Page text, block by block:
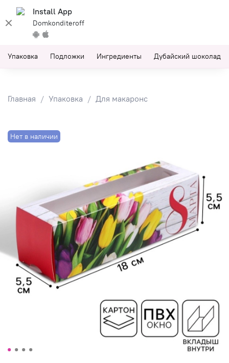
Install App
Domkonditeroff
Упаковка Подложки Ингредиенты Дубайский шоколад
Главная Упаковка Для макаронс
Нет в наличии